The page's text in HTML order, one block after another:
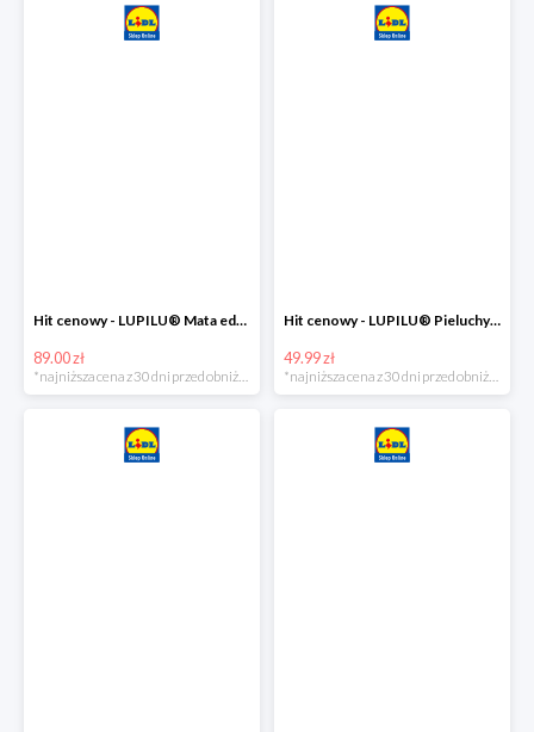
Hit cenowy - LUPILU® Mata edukacyjna dla niemowląt, 1 sztuka
89.00 zł
*najniższa cena z 30 dni przed obniżką
Hit cenowy - LUPILU® Pieluchy tetrowe 80x80 cm, z biobawełny, 5 sztuk
49.99 zł
*najniższa cena z 30 dni przed obniżką